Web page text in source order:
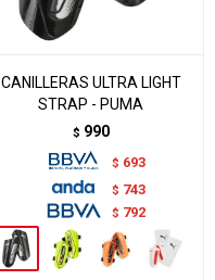
CANILLERAS ULTRA LIGHT
STRAP - PUMA
$ 990
$ 693
$ 743
$ 792